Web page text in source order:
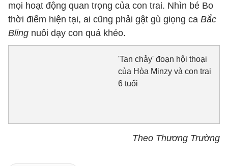
mọi hoạt động quan trọng của con trai. Nhìn bé Bo
thời điểm hiện tại, ai cũng phải gật gù giọng ca Bắc
Bling nuôi dạy con quá khéo.
'Tan chảy' đoạn hội thoại
của Hòa Minzy và con trai
6 tuổi
Theo Thương Trường